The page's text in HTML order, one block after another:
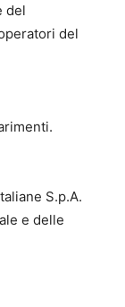
del
del
S.p.A.
e delle